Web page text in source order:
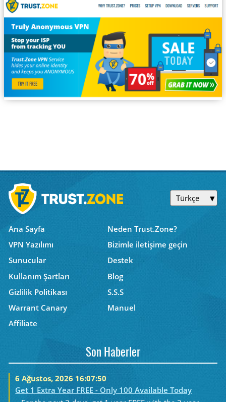
Türkçe
Ana Sayfa
Neden Trust.Zone?
VPN Yazılımı
Bizimle iletişime geçin
Sunucular
Destek
Kullanım Şartları
Blog
Gizlilik Politikası
S.S.S
Warrant Canary
Manuel
Affiliate
Son Haberler
6 Ağustos, 2026 16:07:50
Get 1 Extra Year FREE - Only 100 Available Today